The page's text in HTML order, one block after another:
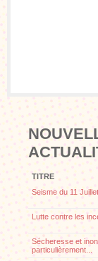
TITRE
Seisme du 11
Lutte contre les
Sécheresse et
particulièrement...